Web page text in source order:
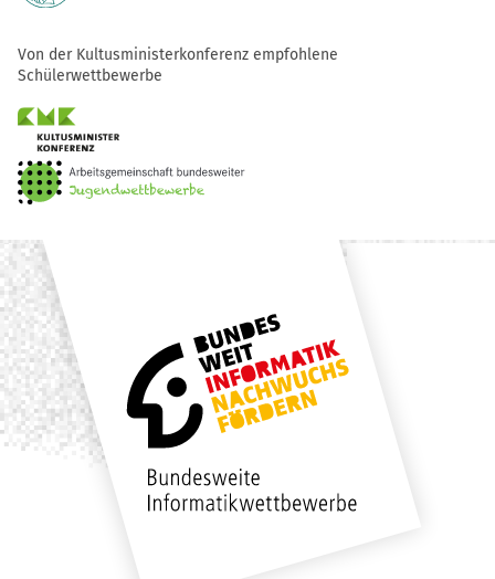
Von der Kultusministerkonferenz empfohlene
Schülerwettbewerbe